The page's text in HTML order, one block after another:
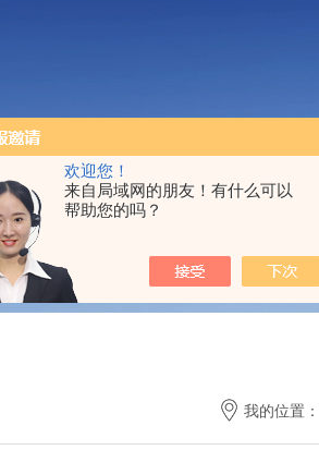
欢迎您！
来自局域网的朋友！有什么可以
帮助您的吗？
我的位置：